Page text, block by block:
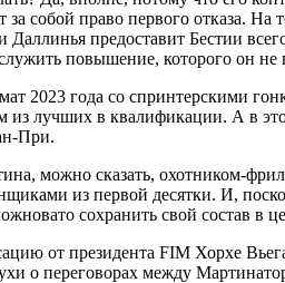
за собой право первого отказа.
предоставит Бестии
повышение, которого он не
2023 года со спринтерскими
из лучших в квалификации. А в
При.
можно сказать, охотником-
из первой десятки. И,
сохранить свой состав
от президента FIM Хорхе
о переговорах между